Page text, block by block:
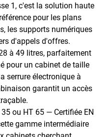
1 , c'est la solution haute
pour les plans
les supports numériques
d'appels d'offres.
à 49 litres, parfaitement
pour un cabinet de taille
serrure électronique à
garantit un accès
ou HT 65 — Certifiée EN
gamme intermédiaire